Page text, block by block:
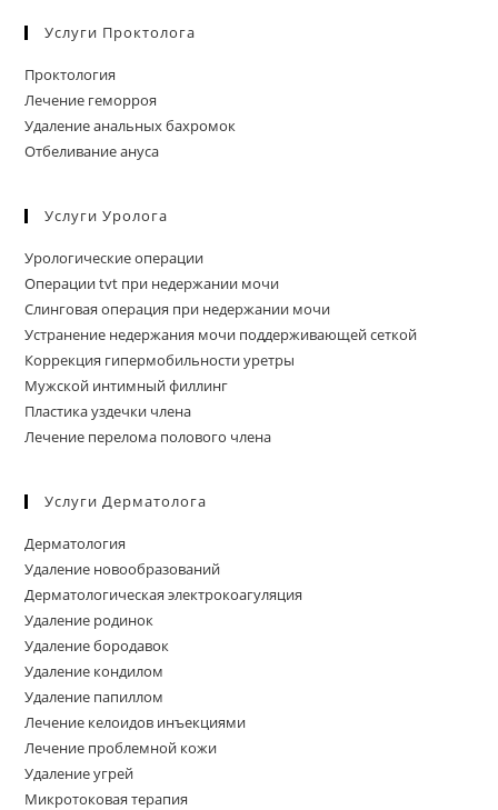
Услуги Проктолога
Проктология
Лечение геморроя
Удаление анальных бахромок
Отбеливание ануса
Услуги Уролога
Урологические операции
Операции tvt при недержании мочи
Слинговая операция при недержании мочи
Устранение недержания мочи поддерживающей сеткой
Коррекция гипермобильности уретры
Мужской интимный филлинг
Пластика уздечки члена
Лечение перелома полового члена
Услуги Дерматолога
Дерматология
Удаление новообразований
Дерматологическая электрокоагуляция
Удаление родинок
Удаление бородавок
Удаление кондилом
Удаление папиллом
Лечение келоидов инъекциями
Лечение проблемной кожи
Удаление угрей
Микротоковая терапия